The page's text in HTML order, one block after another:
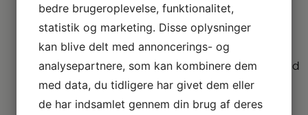
Stort
sortiment
Vi har et af Danmarks
største sortimenter med
alle de kendte
varemærker.
bedre brugeroplevelse, funktionalitet,
statistik og marketing. Disse oplysninger
kan blive delt med annoncerings- og
analysepartnere, som kan kombinere dem
med data, du tidligere har givet dem eller
de har indsamlet gennem din brug af deres